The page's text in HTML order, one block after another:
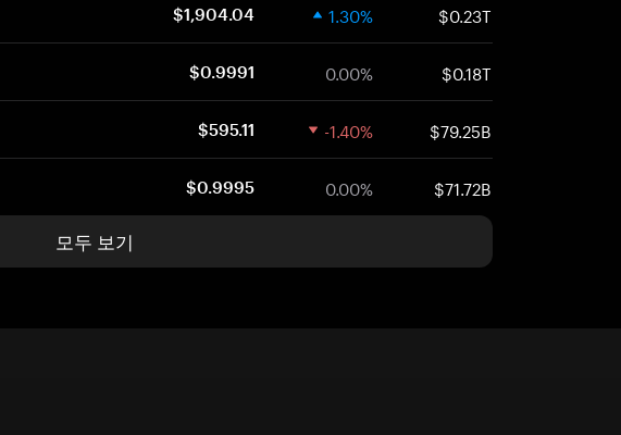
$1,904.04 1.30% $0.23T
$0.9991 0.00% $0.18T
$595.11 -1.40% $79.25B
$0.9995 0.00% $71.72B
모두 보기